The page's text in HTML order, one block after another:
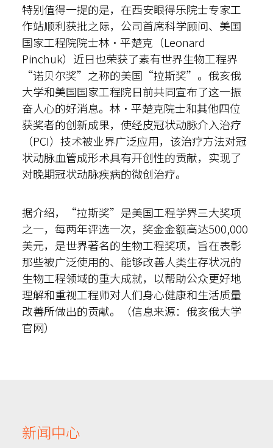
特别值得一提的是，在西安眼得乐院士专家工
作站顺利获批之际，公司首席科学顾问、美国
国家工程院院士林·平楚克（Leonard
Pinchuk）近日也荣获了素有世界生物工程界
“诺贝尔奖”之称的美国“拉斯奖”。俄亥俄
大学和美国国家工程院日前共同宣布了这一振
奋人心的好消息。林·平楚克院士和其他四位
获奖者的创新成果，使经皮冠状动脉介入治疗
（PCI）技术被业界广泛应用，该治疗方法对冠
状动脉血管成形术具有开创性的贡献，实现了
对晚期冠状动脉疾病的微创治疗。
据介绍，“拉斯奖”是美国工程学界三大奖项
之一，每两年评选一次，奖金金额高达500,000
美元，是世界著名的生物工程奖项，旨在表彰
那些被广泛使用的、能够改善人类生存状况的
生物工程领域的重大成就，以帮助公众更好地
理解和重视工程师对人们身心健康和生活质量
改善所做出的贡献。（信息来源：俄亥俄大学
官网）
新闻中心